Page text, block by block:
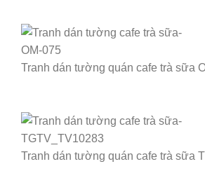
Tranh dán tường quán cafe trà sữa
Tranh dán tường quán cafe trà sữa